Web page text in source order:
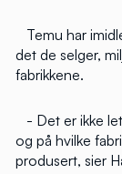
Temu har
det de selger,
fabrikkene.
- Det er ikke
og på hvilke
produsert, sier